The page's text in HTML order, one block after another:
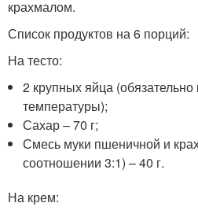
крахмалом.
Список продуктов на 6 порций:
На тесто:
2 крупных яйца (обязательно
температуры);
Сахар – 70 г;
Смесь муки пшеничной и
соотношении 3:1) – 40 г.
На крем: